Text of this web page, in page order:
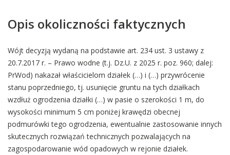
Opis okoliczności faktycznych
Wójt decyzją wydaną na podstawie art. 234 ust. 3 ustawy z
20.7.2017 r. – Prawo wodne (t.j. Dz.U. z 2025 r. poz. 960; dalej:
PrWod) nakazał właścicielom działek (…) i (…) przywrócenie
stanu poprzedniego, tj. usunięcie gruntu na tych działkach
wzdłuż ogrodzenia działki (…) w pasie o szerokości 1 m, do
wysokości minimum 5 cm poniżej krawędzi obecnej
podmurówki tego ogrodzenia, ewentualnie zastosowanie innych
skutecznych rozwiązań technicznych pozwalających na
zagospodarowanie wód opadowych w rejonie działek.